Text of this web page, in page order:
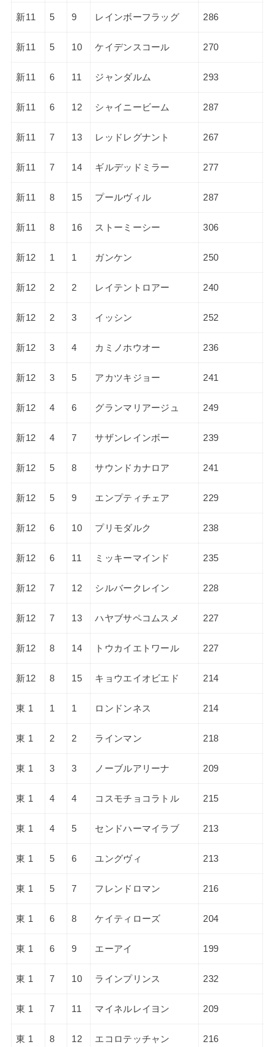
新11 5 9 レインボーフラッグ 286
新11 5 10 ケイデンスコール 270
新11 6 11 ジャンダルム 293
新11 6 12 シャイニービーム 287
新11 7 13 レッドレグナント 267
新11 7 14 ギルデッドミラー 277
新11 8 15 プールヴィル 287
新11 8 16 ストーミーシー 306
新12 1 1 ガンケン 250
新12 2 2 レイテントロアー 240
新12 2 3 イッシン 252
新12 3 4 カミノホウオー 236
新12 3 5 アカツキジョー 241
新12 4 6 グランマリアージュ 249
新12 4 7 サザンレインボー 239
新12 5 8 サウンドカナロア 241
新12 5 9 エンプティチェア 229
新12 6 10 プリモダルク 238
新12 6 11 ミッキーマインド 235
新12 7 12 シルバークレイン 228
新12 7 13 ハヤブサペコムスメ 227
新12 8 14 トウカイエトワール 227
新12 8 15 キョウエイオビエド 214
東 1 1 1 ロンドンネス 214
東 1 2 2 ラインマン 218
東 1 3 3 ノーブルアリーナ 209
東 1 4 4 コスモチョコラトル 215
東 1 4 5 センドハーマイラブ 213
東 1 5 6 ユングヴィ 213
東 1 5 7 フレンドロマン 216
東 1 6 8 ケイティローズ 204
東 1 6 9 エーアイ 199
東 1 7 10 ラインプリンス 232
東 1 7 11 マイネルレイヨン 209
東 1 8 12 エコロテッチャン 216